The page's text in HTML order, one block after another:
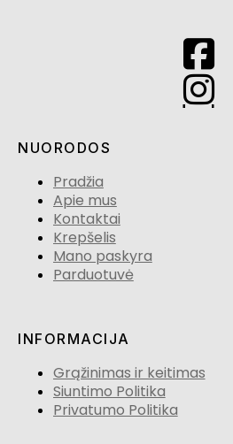
NUORODOS
Pradžia
Apie mus
Kontaktai
Krepšelis
Mano paskyra
Parduotuvė
INFORMACIJA
Grąžinimas ir keitimas
Siuntimo Politika
Privatumo Politika